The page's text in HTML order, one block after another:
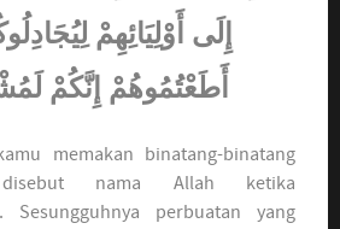
إِلَى أَوْلِيَائِهِمْ
أَطَعْتُمُوهُمْ إِنَّكُمْ
memakan binatang-binatang
nama Allah ketika
Sesungguhnya perbuatan yang